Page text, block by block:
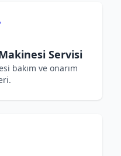
Servisi
bakım ve onarım